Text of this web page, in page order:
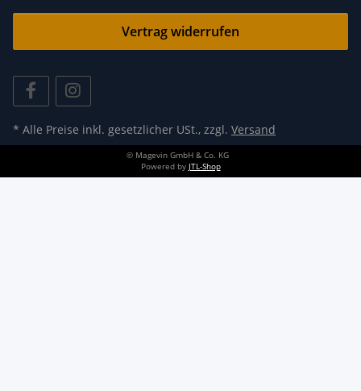
Vertrag widerrufen
* Alle Preise inkl. gesetzlicher USt., zzgl. Versand
© Magevin GmbH & Co. KG
Powered by JTL-Shop